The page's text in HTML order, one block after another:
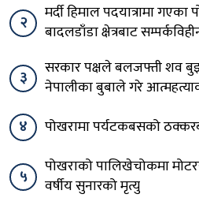
२
मर्दी हिमाल पदयात्रामा
बादलडाँडा क्षेत्रबाट
३
सरकार पक्षले बलजफ्ती शव
नेपालीका बुबाले गरे
४
पोखरामा पर्यटकबसको
५
पोखराको पालिखेचोकमा
वर्षीय सुनारको मृत्यु